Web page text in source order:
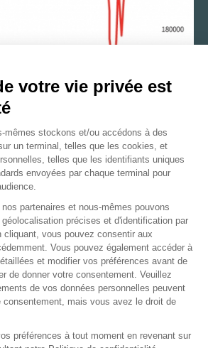
en récession, le Nikkei poursuit son
soutenu par les banques
de reprise de l’activité. En données
en cours devrait se
des 20 420 points voire 21 410 points
LP,20 mai 2020
votre vie privée est
mêmes stockons et/ou accédons à des
un terminal, telles que les cookies, et
telles que les identifiants uniques
envoyées par chaque terminal pour
partenaires et nous-mêmes pouvons
précises et d'identification par
cliquant, vous pouvez consentir aux
Vous pouvez également accéder à
et modifier vos préférences avant de
de donner votre consentement. Veuillez
de vos données personnelles peuvent
consentement, mais vous avez le droit de
préférences à tout moment en revenant sur